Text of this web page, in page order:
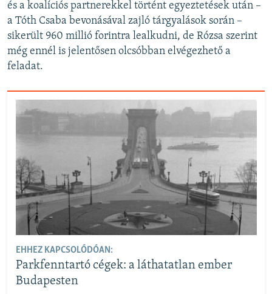
és a koalíciós partnerekkel történt egyeztetések után –
a Tóth Csaba bevonásával zajló tárgyalások során –
sikerült 960 millió forintra lealkudni, de Rózsa szerint
még ennél is jelentősen olcsóbban elvégezhető a
feladat.
EHHEZ KAPCSOLÓDÓAN:
Parkfenntartó cégek: a láthatatlan ember
Budapesten